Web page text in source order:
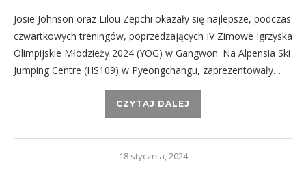
Josie Johnson oraz Lilou Zepchi okazały się najlepsze, podczas
czwartkowych treningów, poprzedzających IV Zimowe Igrzyska
Olimpijskie Młodzieży 2024 (YOG) w Gangwon. Na Alpensia Ski
Jumping Centre (HS109) w Pyeongchangu, zaprezentowały…
CZYTAJ DALEJ
18 stycznia, 2024